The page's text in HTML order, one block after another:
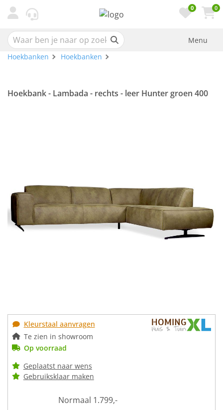
0 0
Menu
Hoekbanken
Hoekbanken
Hoekbank - Lambada - rechts - leer Hunter groen 400
Kleurstaal aanvragen
Te zien in showroom
Op voorraad
Geplaatst naar wens
Gebruiksklaar maken
Normaal 1.799,-